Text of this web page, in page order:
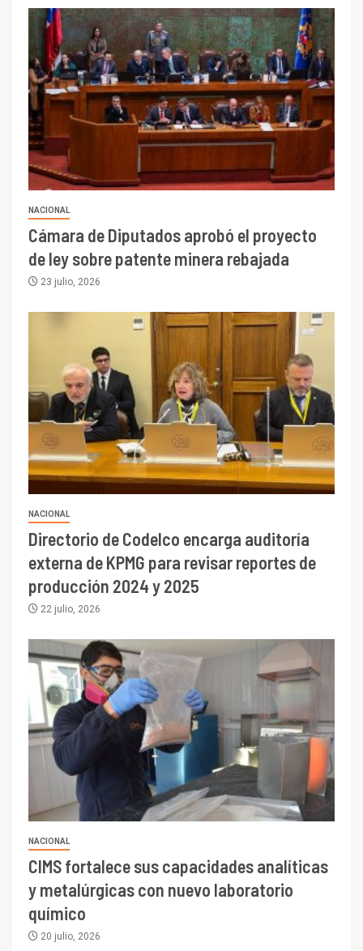
NACIONAL
Cámara de Diputados aprobó el proyecto
de ley sobre patente minera rebajada
23 julio, 2026
NACIONAL
Directorio de Codelco encarga auditoría
externa de KPMG para revisar reportes de
producción 2024 y 2025
22 julio, 2026
NACIONAL
CIMS fortalece sus capacidades analíticas
y metalúrgicas con nuevo laboratorio
químico
20 julio, 2026